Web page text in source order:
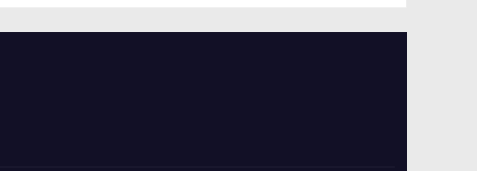
chiarire